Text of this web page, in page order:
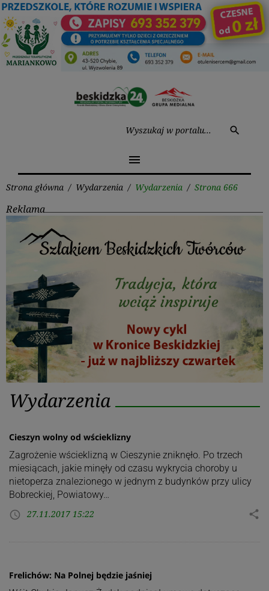
Przejdź
do
treści
search
menu
Strona główna / Wydarzenia / Wydarzenia / Strona 666
Reklama
Wydarzenia
Wydarzenia
Cieszyn wolny od wścieklizny
Zagrożenie wścieklizną w Cieszynie zniknęło. Po trzech
miesiącach, jakie minęły od czasu wykrycia choroby u
nietoperza znalezionego w jednym z budynków przy ulicy
Bobreckiej, Powiatowy…
access_time 27.11.2017 15:22 share
Frelichów: Na Polnej będzie jaśniej